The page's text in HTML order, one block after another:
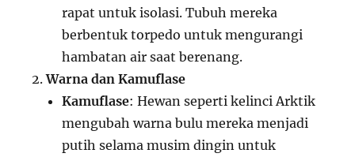
rapat untuk isolasi. Tubuh mereka
berbentuk torpedo untuk mengurangi
hambatan air saat berenang.
Warna dan Kamuflase
Kamuflase: Hewan seperti kelinci Arktik
mengubah warna bulu mereka menjadi
putih selama musim dingin untuk